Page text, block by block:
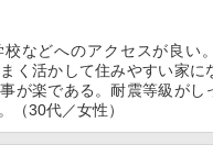
などへのアクセスが良い
く活かして住みやすい家に
が楽である。耐震等級がし
（30代／女性）